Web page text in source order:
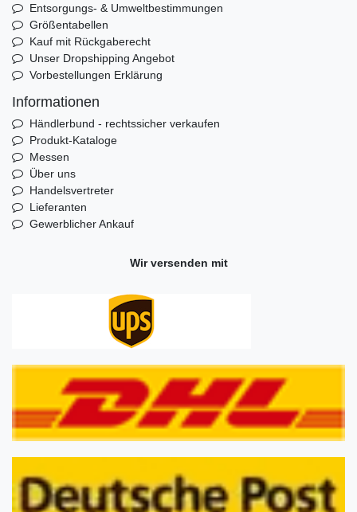
Entsorgungs- & Umweltbestimmungen
Größentabellen
Kauf mit Rückgaberecht
Unser Dropshipping Angebot
Vorbestellungen Erklärung
Informationen
Händlerbund - rechtssicher verkaufen
Produkt-Kataloge
Messen
Über uns
Handelsvertreter
Lieferanten
Gewerblicher Ankauf
Wir versenden mit